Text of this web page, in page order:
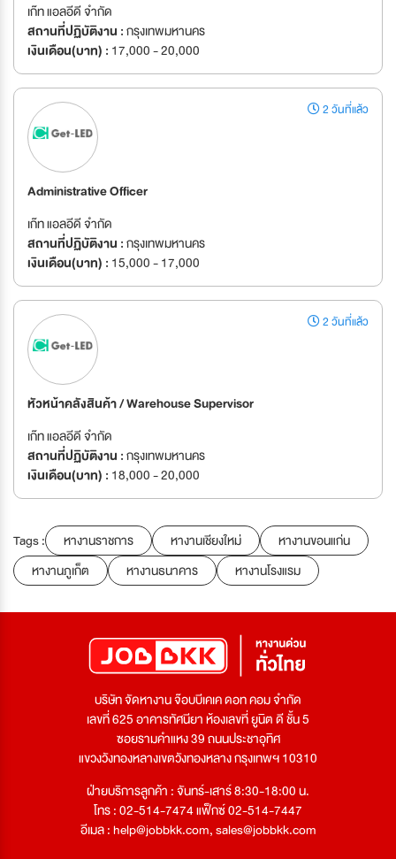
เก๊ท แอลอีดี จำกัด
สถานที่ปฏิบัติงาน :กรุงเทพมหานคร
เงินเดือน(บาท) : 17,000 - 20,000
2 วันที่แล้ว
Administrative Officer
เก๊ท แอลอีดี จำกัด
สถานที่ปฏิบัติงาน :กรุงเทพมหานคร
เงินเดือน(บาท) : 15,000 - 17,000
2 วันที่แล้ว
หัวหน้าคลังสินค้า / Warehouse Supervisor
เก๊ท แอลอีดี จำกัด
สถานที่ปฏิบัติงาน :กรุงเทพมหานคร
เงินเดือน(บาท) : 18,000 - 20,000
Tags : หางานราชการ หางานเชียงใหม่
หางานขอนแก่น
หางานภูเก็ต
หางานธนาคาร หางานโรงแรม
บริษัท จัดหางาน จ๊อบบีเคเค ดอท คอม จำกัด
เลขที่ 625 อาคารทัศนียา ห้องเลขที่ ยูนิต ดี ชั้น 5
ซอยรามคำแหง 39 ถนนประชาอุทิศ
แขวงวังทองหลางเขตวังทองหลาง กรุงเทพฯ 10310
ฝ่ายบริการลูกค้า : จันทร์-เสาร์ 8:30-18:00 น.
โทร : 02-514-7474 แฟ็กซ์ 02-514-7447
อีเมล :help@jobbkk.com,sales@jobbkk.com